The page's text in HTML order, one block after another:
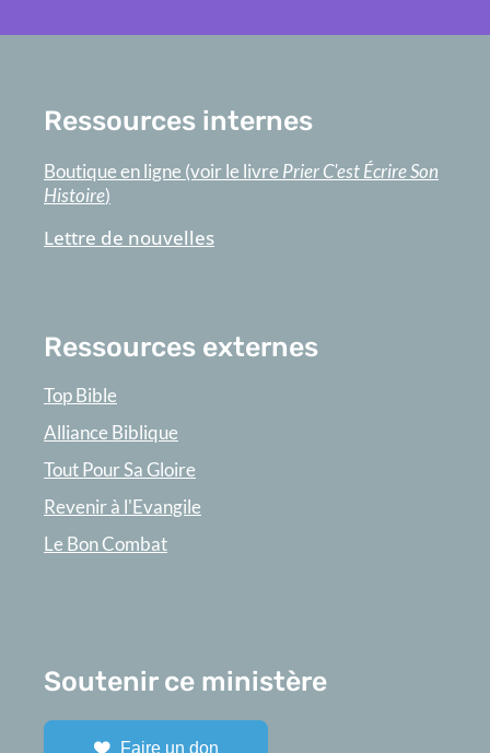
Ressources internes
Boutique en ligne (voir le livre Prier C'est Écrire Son
Histoire)
Lettre de nouvelles
Ressources externes
Top Bible
Alliance Biblique
Tout Pour Sa Gloire
Revenir à l'Evangile
Le Bon Combat
Soutenir ce ministère
Faire un don